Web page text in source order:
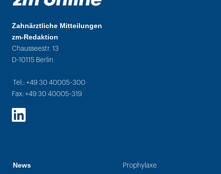
Zahnärztliche Mitteilungen
zm-Redaktion
Chausseestr. 13
D-10115 Berlin
Tel.: +49 30 40005-300
Fax: +49 30 40005-319
LinkedIn
News Prophylaxe